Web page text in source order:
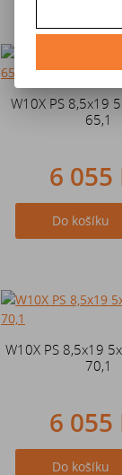
W10X PS 8,5x19
65,1
6 055
Do košíku
W10X PS 8,5x19
70,1
6 055
Do košíku